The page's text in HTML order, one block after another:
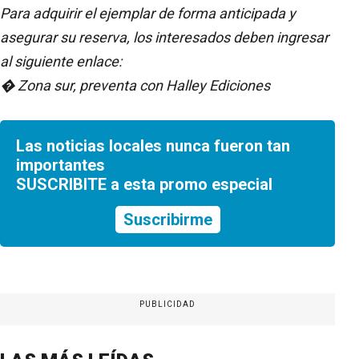
Para adquirir el ejemplar de forma anticipada y
asegurar su reserva, los interesados deben ingresar
al siguiente enlace:
� Zona sur, preventa con Halley Ediciones
Las noticias locales nunca fueron tan
importantes
SUSCRIBITE a esta promo especial
Suscribirme
PUBLICIDAD